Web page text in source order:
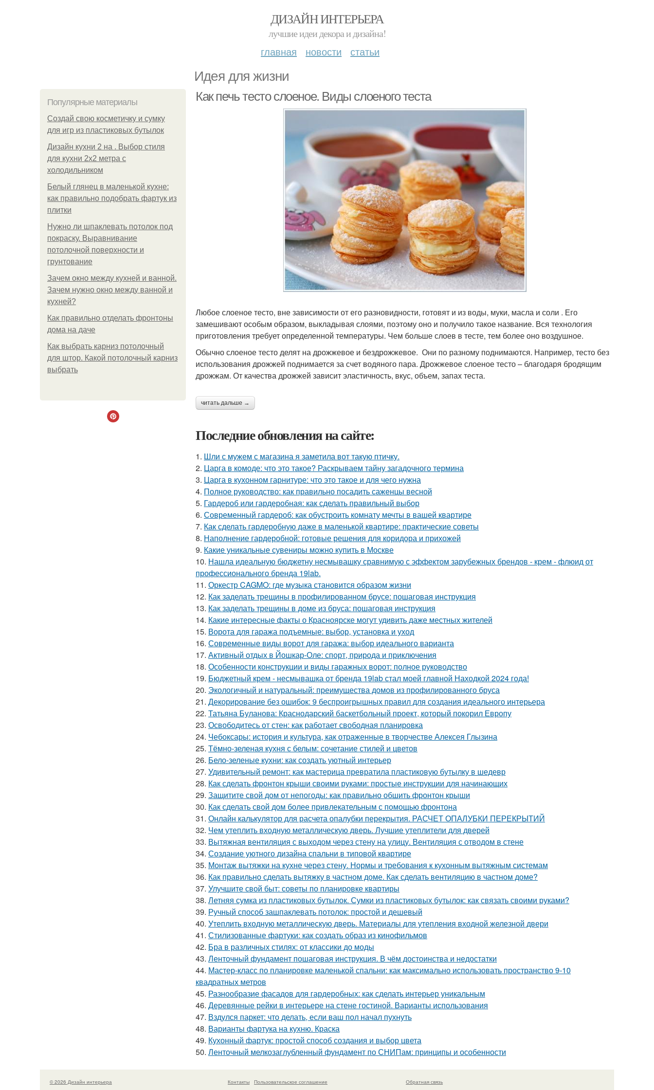
ДИЗАЙН ИНТЕРЬЕРА
лучшие идеи декора и дизайна!
главная новости статьи
Идея для жизни
Популярные материалы
Создай свою косметичку и сумку
для игр из пластиковых бутылок
Дизайн кухни 2 на . Выбор стиля
для кухни 2х2 метра с
холодильником
Белый глянец в маленькой кухне:
как правильно подобрать фартук из
плитки
Нужно ли шпаклевать потолок под
покраску. Выравнивание
потолочной поверхности и
грунтование
Зачем окно между кухней и ванной.
Зачем нужно окно между ванной и
кухней?
Как правильно отделать фронтоны
дома на даче
Как выбрать карниз потолочный
для штор. Какой потолочный карниз
выбрать
Как печь тесто слоеное. Виды слоеного теста
Любое слоеное тесто, вне зависимости от его разновидности, готовят и из воды, муки, масла и соли . Его
замешивают особым образом, выкладывая слоями, поэтому оно и получило такое название. Вся технология
приготовления требует определенной температуры. Чем больше слоев в тесте, тем более оно воздушное.
Обычно слоеное тесто делят на дрожжевое и бездрожжевое. Они по разному поднимаются. Например, тесто без
использования дрожжей поднимается за счет водяного пара. Дрожжевое слоеное тесто – благодаря бродящим
дрожжам. От качества дрожжей зависит эластичность, вкус, объем, запах теста.
читать дальше →
Последние обновления на сайте:
1. Шли с мужем с магазина я заметила вот такую птичку.
2. Царга в комоде: что это такое? Раскрываем тайну загадочного термина
3. Царга в кухонном гарнитуре: что это такое и для чего нужна
4. Полное руководство: как правильно посадить саженцы весной
5. Гардероб или гардеробная: как сделать правильный выбор
6. Современный гардероб: как обустроить комнату мечты в вашей квартире
7. Как сделать гардеробную даже в маленькой квартире: практические советы
8. Наполнение гардеробной: готовые решения для коридора и прихожей
9. Какие уникальные сувениры можно купить в Москве
10. Нашла идеальную бюджетну несмывашку сравнимую с эффектом зарубежных брендов - крем - флюид от
профессионального бренда 19lab.
11. Оркестр CAGMO: где музыка становится образом жизни
12. Как заделать трещины в профилированном брусе: пошаговая инструкция
13. Как заделать трещины в доме из бруса: пошаговая инструкция
14. Какие интересные факты о Красноярске могут удивить даже местных жителей
15. Ворота для гаража подъемные: выбор, установка и уход
16. Современные виды ворот для гаража: выбор идеального варианта
17. Активный отдых в Йошкар-Оле: спорт, природа и приключения
18. Особенности конструкции и виды гаражных ворот: полное руководство
19. Бюджетный крем - несмывашка от бренда 19lab стал моей главной Находкой 2024 года!
20. Экологичный и натуральный: преимущества домов из профилированного бруса
21. Декорирование без ошибок: 9 беспроигрышных правил для создания идеального интерьера
22. Татьяна Буланова: Краснодарский баскетбольный проект, который покорил Европу
23. Освободитесь от стен: как работает свободная планировка
24. Чебоксары: история и культура, как отраженные в творчестве Алексея Глызина
25. Тёмно-зеленая кухня с белым: сочетание стилей и цветов
26. Бело-зеленые кухни: как создать уютный интерьер
27. Удивительный ремонт: как мастерица превратила пластиковую бутылку в шедевр
28. Как сделать фронтон крыши своими руками: простые инструкции для начинающих
29. Защитите свой дом от непогоды: как правильно обшить фронтон крыши
30. Как сделать свой дом более привлекательным с помощью фронтона
31. Онлайн калькулятор для расчета опалубки перекрытия. РАСЧЕТ ОПАЛУБКИ ПЕРЕКРЫТИЙ
32. Чем утеплить входную металлическую дверь. Лучшие утеплители для дверей
33. Вытяжная вентиляция с выходом через стену на улицу. Вентиляция с отводом в стене
34. Создание уютного дизайна спальни в типовой квартире
35. Монтаж вытяжки на кухне через стену. Нормы и требования к кухонным вытяжным системам
36. Как правильно сделать вытяжку в частном доме. Как сделать вентиляцию в частном доме?
37. Улучшите свой быт: советы по планировке квартиры
38. Летняя сумка из пластиковых бутылок. Сумки из пластиковых бутылок: как связать своими руками?
39. Ручный способ зашпаклевать потолок: простой и дешевый
40. Утеплить входную металлическую дверь. Материалы для утепления входной железной двери
41. Стилизованные фартуки: как создать образ из кинофильмов
42. Бра в различных стилях: от классики до моды
43. Ленточный фундамент пошаговая инструкция. В чём достоинства и недостатки
44. Мастер-класс по планировке маленькой спальни: как максимально использовать пространство 9-10
квадратных метров
45. Разнообразие фасадов для гардеробных: как сделать интерьер уникальным
46. Деревянные рейки в интерьере на стене гостиной. Варианты использования
47. Вздулся паркет: что делать, если ваш пол начал пухнуть
48. Варианты фартука на кухню. Краска
49. Кухонный фартук: простой способ создания и выбор цвета
50. Ленточный мелкозаглубленный фундамент по СНИПам: принципы и особенности
© 2026 Дизайн интерьера Контакты
Пользовательское соглашение
Обратная связь